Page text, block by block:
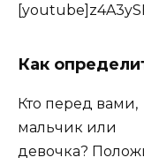
Как
Кто перед вами,
мальчик или
девочка?